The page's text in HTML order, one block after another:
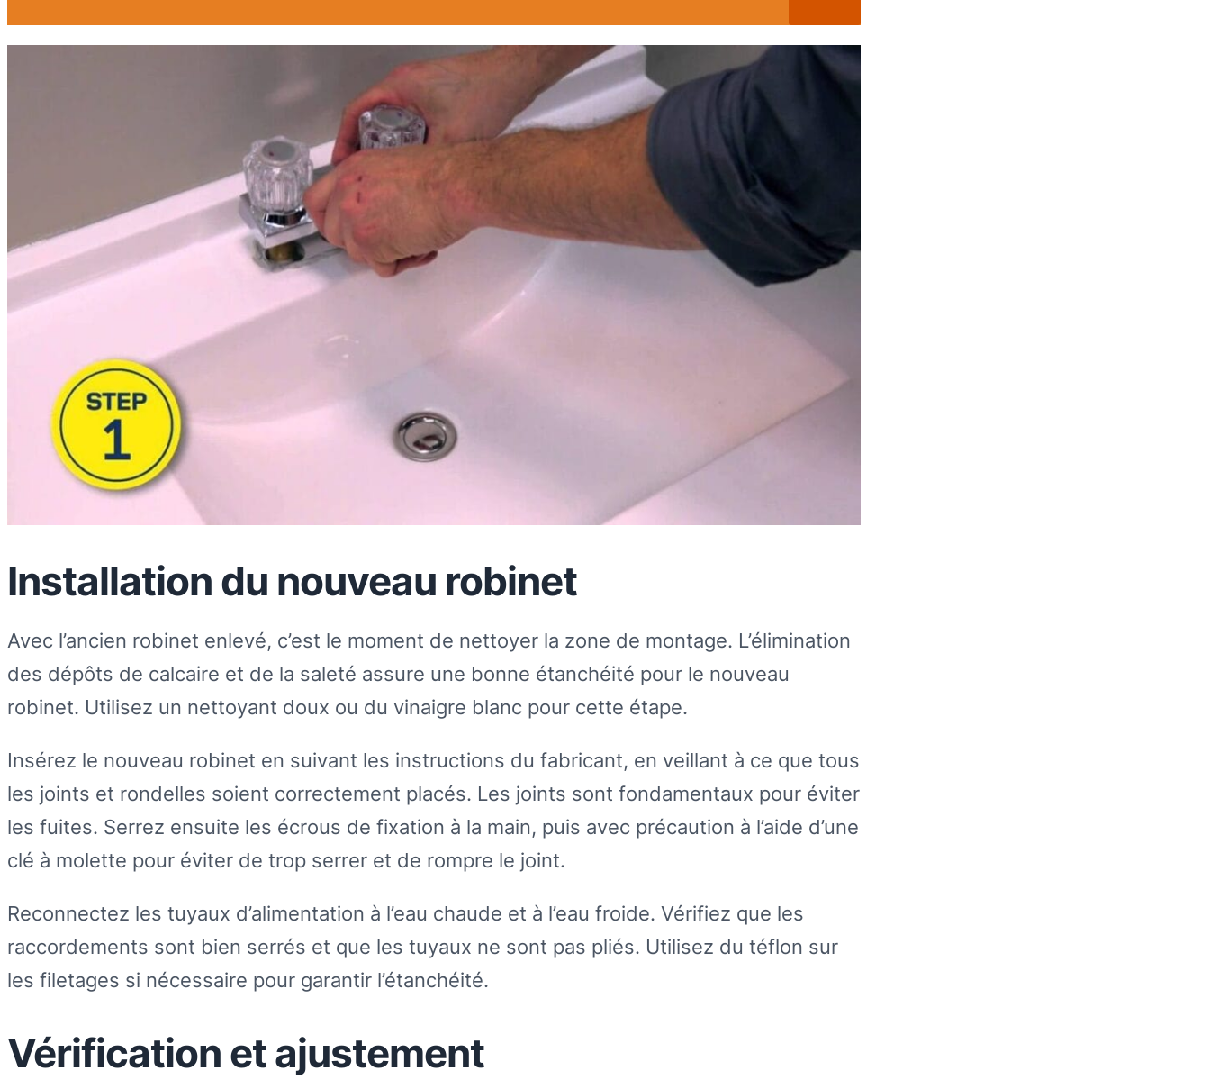
Installation du nouveau robinet
Avec l’ancien robinet enlevé, c’est le moment de nettoyer la zone de montage. L’élimination
des dépôts de calcaire et de la saleté assure une bonne étanchéité pour le nouveau
robinet. Utilisez un nettoyant doux ou du vinaigre blanc pour cette étape.
Insérez le nouveau robinet en suivant les instructions du fabricant, en veillant à ce que tous
les joints et rondelles soient correctement placés. Les joints sont fondamentaux pour éviter
les fuites. Serrez ensuite les écrous de fixation à la main, puis avec précaution à l’aide d’une
clé à molette pour éviter de trop serrer et de rompre le joint.
Reconnectez les tuyaux d’alimentation à l’eau chaude et à l’eau froide. Vérifiez que les
raccordements sont bien serrés et que les tuyaux ne sont pas pliés. Utilisez du téflon sur
les filetages si nécessaire pour garantir l’étanchéité.
Vérification et ajustement